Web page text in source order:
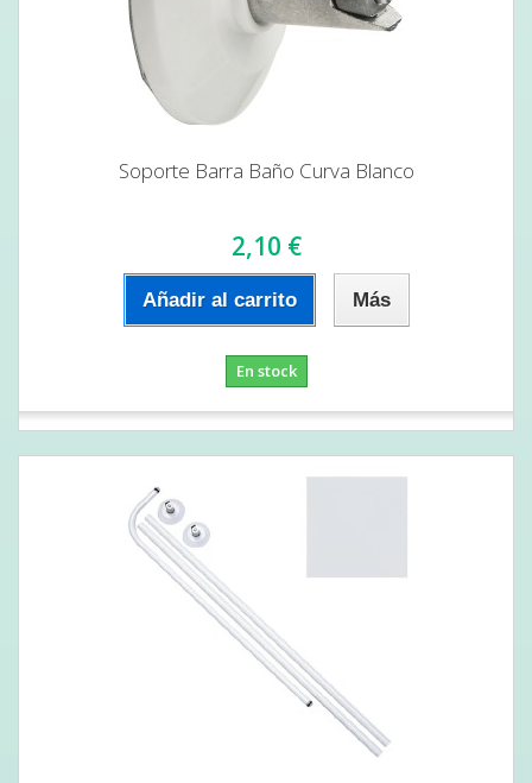
Soporte Barra Baño Curva Blanco
2,10 €
Añadir al carrito Más
En stock